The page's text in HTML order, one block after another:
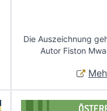
Die Auszeichnung
Autor Fiston